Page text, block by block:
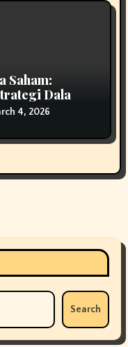
Saham:
Dalam
4, 2026
Search